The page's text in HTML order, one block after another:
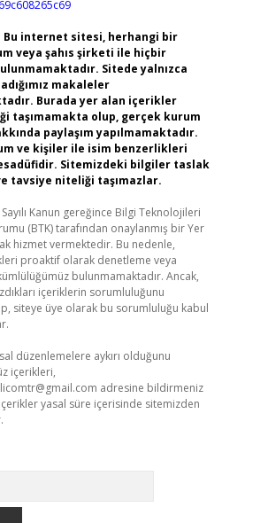
Bu internet sitesi, herhangi bir
veya şahıs şirketi ile hiçbir
Sitede yalnızca
makaleler
Burada yer alan içerikler
taşımamakta olup, gerçek kurum
paylaşım yapılmamaktadır.
ve kişiler ile isim benzerlikleri
Sitemizdeki bilgiler taslak
tavsiye niteliği taşımazlar.
Kanun gereğince Bilgi Teknolojileri
(BTK) tarafından onaylanmış bir Yer
hizmet vermektedir. Bu nedenle,
proaktif olarak denetleme veya
bulunmamaktadır. Ancak,
içeriklerin sorumluluğunu
siteye üye olarak bu sorumluluğu kabul
düzenlemelere aykırı olduğunu
içerikleri,
adresine bildirmeniz
yasal süre içerisinde sitemizden